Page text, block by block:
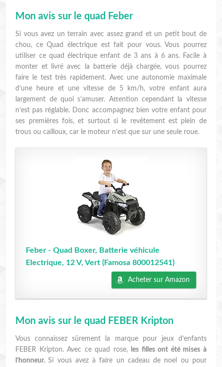
Mon avis sur le quad Feber
Si vous avez un terrain avec assez grand et un petit bout de
chou, ce Quad électrique est fait pour vous. Vous pourrez
utiliser ce quad électrique enfant de 3 ans à 6 ans. Facile à
monter et livré avec la batterie déjà chargée, vous pourrez
faire le test très rapidement. Avec une autonomie maximale
d’une heure et une vitesse de 5 km/h, votre enfant aura
largement de quoi s’amuser. Attention cependant la vitesse
n’est pas réglable. Donc accompagnez bien votre enfant pour
ses premières fois, et surtout si le revêtement est plein de
trous ou cailloux, car le moteur n’est que sur une seule roue.
Feber - Quad Boxer, Batterie véhicule
Electrique, 12 V, Vert (Famosa 800012541)
Acheter sur Amazon
Mon avis sur le quad FEBER Kripton
Vous connaissez sûrement la marque pour jeux d’enfants
FEBER Kripton. Avec ce quad rose,
les filles ont été mises à
l’honneur.Si vous avez à faire un cadeau de noel ou pour